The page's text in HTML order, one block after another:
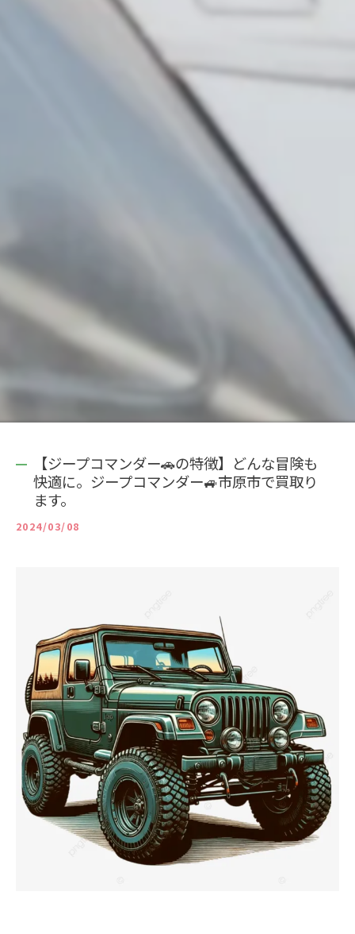
【ジープコマンダー🚗の特徴】どんな冒険も
快適に。ジープコマンダー🚙市原市で買取り
ます。
2024/03/08